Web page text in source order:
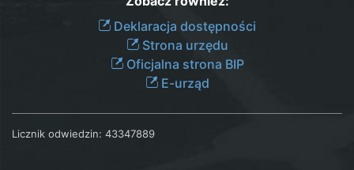
Deklaracja dostępności
Strona urzędu
Oficjalna strona BIP
E-urząd
Licznik odwiedzin: 43347889